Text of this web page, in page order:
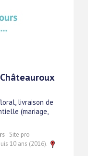
livraison de
(mariage,
- Site pro
10 ans (2016).